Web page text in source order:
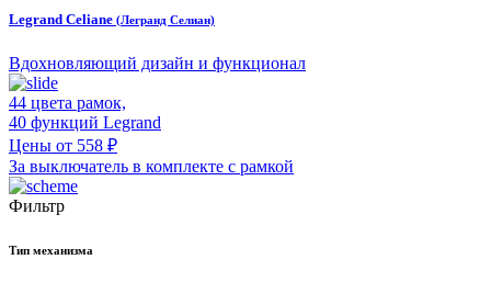
Legrand Celiane (Легранд Селиан)
Вдохновляющий дизайн и функционал
44 цвета рамок,
40 функций Legrand
Цены от 558 ₽
За выключатель в комплекте с рамкой
Фильтр
Тип механизма